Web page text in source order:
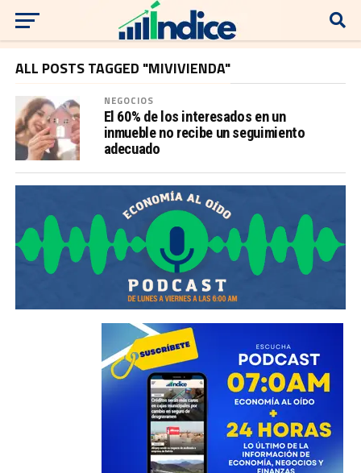
ALL POSTS TAGGED "MIVIVIENDA"
NEGOCIOS
El 60% de los interesados en un
inmueble no recibe un seguimiento
adecuado